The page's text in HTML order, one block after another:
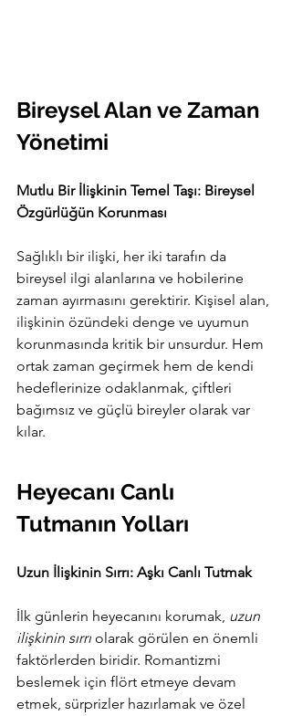
Bireysel Alan ve Zaman
Yönetimi
Mutlu Bir İlişkinin Temel Taşı: Bireysel
Özgürlüğün Korunması
Sağlıklı bir ilişki, her iki tarafın da
bireysel ilgi alanlarına ve hobilerine
zaman ayırmasını gerektirir. Kişisel alan,
ilişkinin özündeki denge ve uyumun
korunmasında kritik bir unsurdur. Hem
ortak zaman geçirmek hem de kendi
hedeflerinize odaklanmak, çiftleri
bağımsız ve güçlü bireyler olarak var
kılar.
Heyecanı Canlı
Tutmanın Yolları
Uzun İlişkinin Sırrı: Aşkı Canlı Tutmak
İlk günlerin heyecanını korumak, uzun
ilişkinin sırrı olarak görülen en önemli
faktörlerden biridir. Romantizmi
beslemek için flört etmeye devam
etmek, sürprizler hazırlamak ve özel